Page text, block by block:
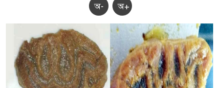
অ- অ+